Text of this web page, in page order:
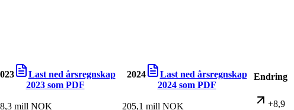
Last ned årsregnskap
2023som PDF
2024
Last ned årsregnskap
2024som PDF
Endring
mill NOK 205,1 mill NOK
+8,9